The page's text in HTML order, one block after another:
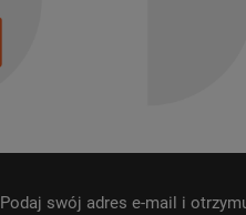
Podaj swój adres e-mail i